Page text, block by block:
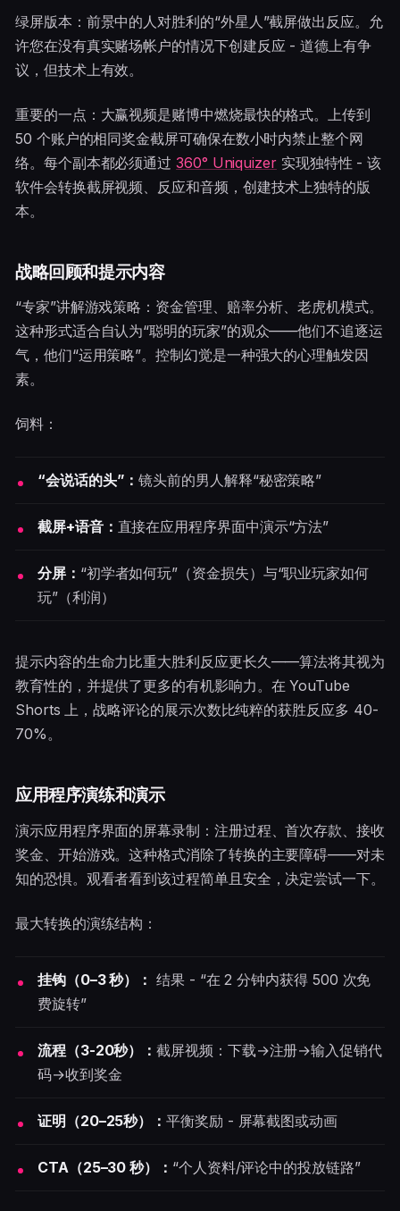
绿屏版本：前景中的人对胜利的“外星人”截屏做出反应。允
许您在没有真实赌场帐户的情况下创建反应 - 道德上有争
议，但技术上有效。
重要的一点：大赢视频是赌博中燃烧最快的格式。上传到
50 个账户的相同奖金截屏可确保在数小时内禁止整个网
络。每个副本都必须通过360° Uniquizer实现独特性 - 该
软件会转换截屏视频、反应和音频，创建技术上独特的版
本。
战略回顾和提示内容
“专家”讲解游戏策略：资金管理、赔率分析、老虎机模式。
这种形式适合自认为“聪明的玩家”的观众——他们不追逐运
气，他们“运用策略”。控制幻觉是一种强大的心理触发因
素。
饲料：
“会说话的头”：镜头前的男人解释“秘密策略”
截屏+语音： 直接在应用程序界面中演示“方法”
分屏： “初学者如何玩”（资金损失）与“职业玩家如何
玩”（利润）
提示内容的生命力比重大胜利反应更长久——算法将其视为
教育性的，并提供了更多的有机影响力。在 YouTube
Shorts 上，战略评论的展示次数比纯粹的获胜反应多 40-
70%。
应用程序演练和演示
演示应用程序界面的屏幕录制：注册过程、首次存款、接收
奖金、开始游戏。这种格式消除了转换的主要障碍——对未
知的恐惧。观看者看到该过程简单且安全，决定尝试一下。
最大转换的演练结构：
挂钩（0–3 秒）： 结果 - “在 2 分钟内获得 500 次免
费旋转”
流程（3-20秒）：截屏视频：下载→注册→输入促销代
码→收到奖金
证明（20–25秒）：平衡奖励 - 屏幕截图或动画
CTA（25–30 秒）： “个人资料/评论中的投放链路”